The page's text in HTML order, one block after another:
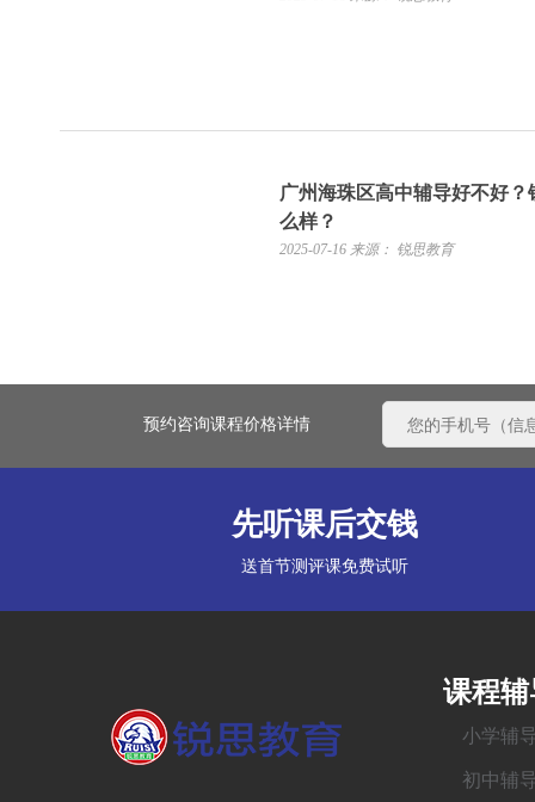
广州海珠区高中辅导好不好？
么样？
2025-07-16 来源： 锐思教育
预约咨询课程价格详情
先听课后交钱
送首节测评课免费试听
课程辅
小学辅
初中辅